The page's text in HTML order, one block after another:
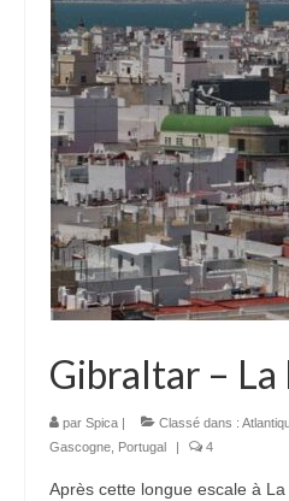
Gibraltar – La
par Spica | Classé dans :
Gascogne Portugal | 4
Après cette longue escale à